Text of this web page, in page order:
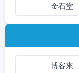
金石堂
博客來